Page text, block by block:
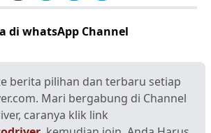
di whatsApp Channel
berita pilihan dan terbaru setiap
Mari bergabung di Channel
caranya klik link